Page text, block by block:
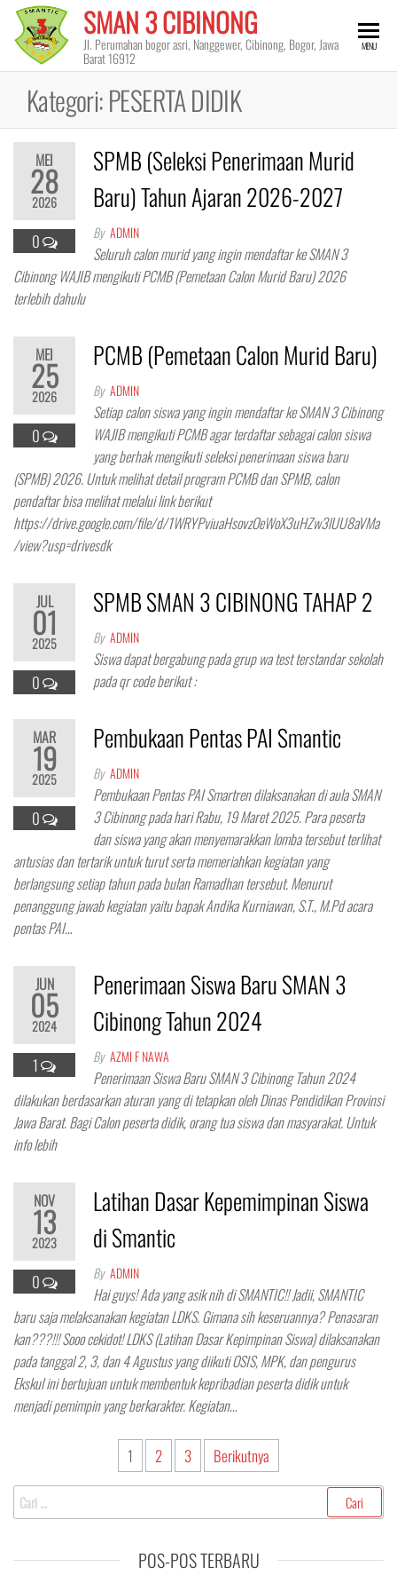
Skip
SMAN 3 CIBINONG
Jl. Perumahan bogor asri, Nanggewer, Cibinong, Bogor, Jawa
Barat 16912
MENU
Kategori:PESERTA DIDIK
MEI
28
2026
0
SPMB (Seleksi Penerimaan Murid
Baru) Tahun Ajaran 2026-2027
By ADMIN
Seluruh calon murid yang ingin mendaftar ke SMAN 3
Cibinong WAJIB mengikuti PCMB (Pemetaan Calon Murid Baru) 2026
terlebih dahulu
MEI
25
2026
0
PCMB (Pemetaan Calon Murid Baru)
By ADMIN
Setiap calon siswa yang ingin mendaftar ke SMAN 3 Cibinong
WAJIB mengikuti PCMB agar terdaftar sebagai calon siswa
yang berhak mengikuti seleksi penerimaan siswa baru
(SPMB) 2026. Untuk melihat detail program PCMB dan SPMB, calon
pendaftar bisa melihat melalui link berikut
https://drive.google.com/file/d/1WRYPviuaHsovzOeWoX3uHZw3lUU8aVMa
/view?usp=drivesdk
JUL
01
2025
0
SPMB SMAN 3 CIBINONG TAHAP 2
By ADMIN
Siswa dapat bergabung pada grup wa test terstandar sekolah
pada qr code berikut :
MAR
19
2025
0
Pembukaan Pentas PAI Smantic
By ADMIN
Pembukaan Pentas PAI Smartren dilaksanakan di aula SMAN
3 Cibinong pada hari Rabu, 19 Maret 2025. Para peserta
dan siswa yang akan menyemarakkan lomba tersebut terlihat
antusias dan tertarik untuk turut serta memeriahkan kegiatan yang
berlangsung setiap tahun pada bulan Ramadhan tersebut. Menurut
penanggung jawab kegiatan yaitu bapak Andika Kurniawan, S.T., M.Pd acara
pentas PAI…
JUN
05
2024
1
Penerimaan Siswa Baru SMAN 3
Cibinong Tahun 2024
By AZMI F NAWA
Penerimaan Siswa Baru SMAN 3 Cibinong Tahun 2024
dilakukan berdasarkan aturan yang di tetapkan oleh Dinas Pendidikan Provinsi
Jawa Barat. Bagi Calon peserta didik, orang tua siswa dan masyarakat. Untuk
info lebih
NOV
13
2023
0
Latihan Dasar Kepemimpinan Siswa
di Smantic
By ADMIN
Hai guys! Ada yang asik nih di SMANTIC!! Jadii, SMANTIC
baru saja melaksanakan kegiatan LDKS. Gimana sih keseruannya? Penasaran
kan???!!! Sooo cekidot! LDKS (Latihan Dasar Kepimpinan Siswa) dilaksanakan
pada tanggal 2, 3, dan 4 Agustus yang diikuti OSIS, MPK, dan pengurus
Ekskul ini bertujuan untuk membentuk kepribadian peserta didik untuk
menjadi pemimpin yang berkarakter. Kegiatan…
pos
1 2 3 Berikutnya
Cari
untuk:
POS-POS TERBARU